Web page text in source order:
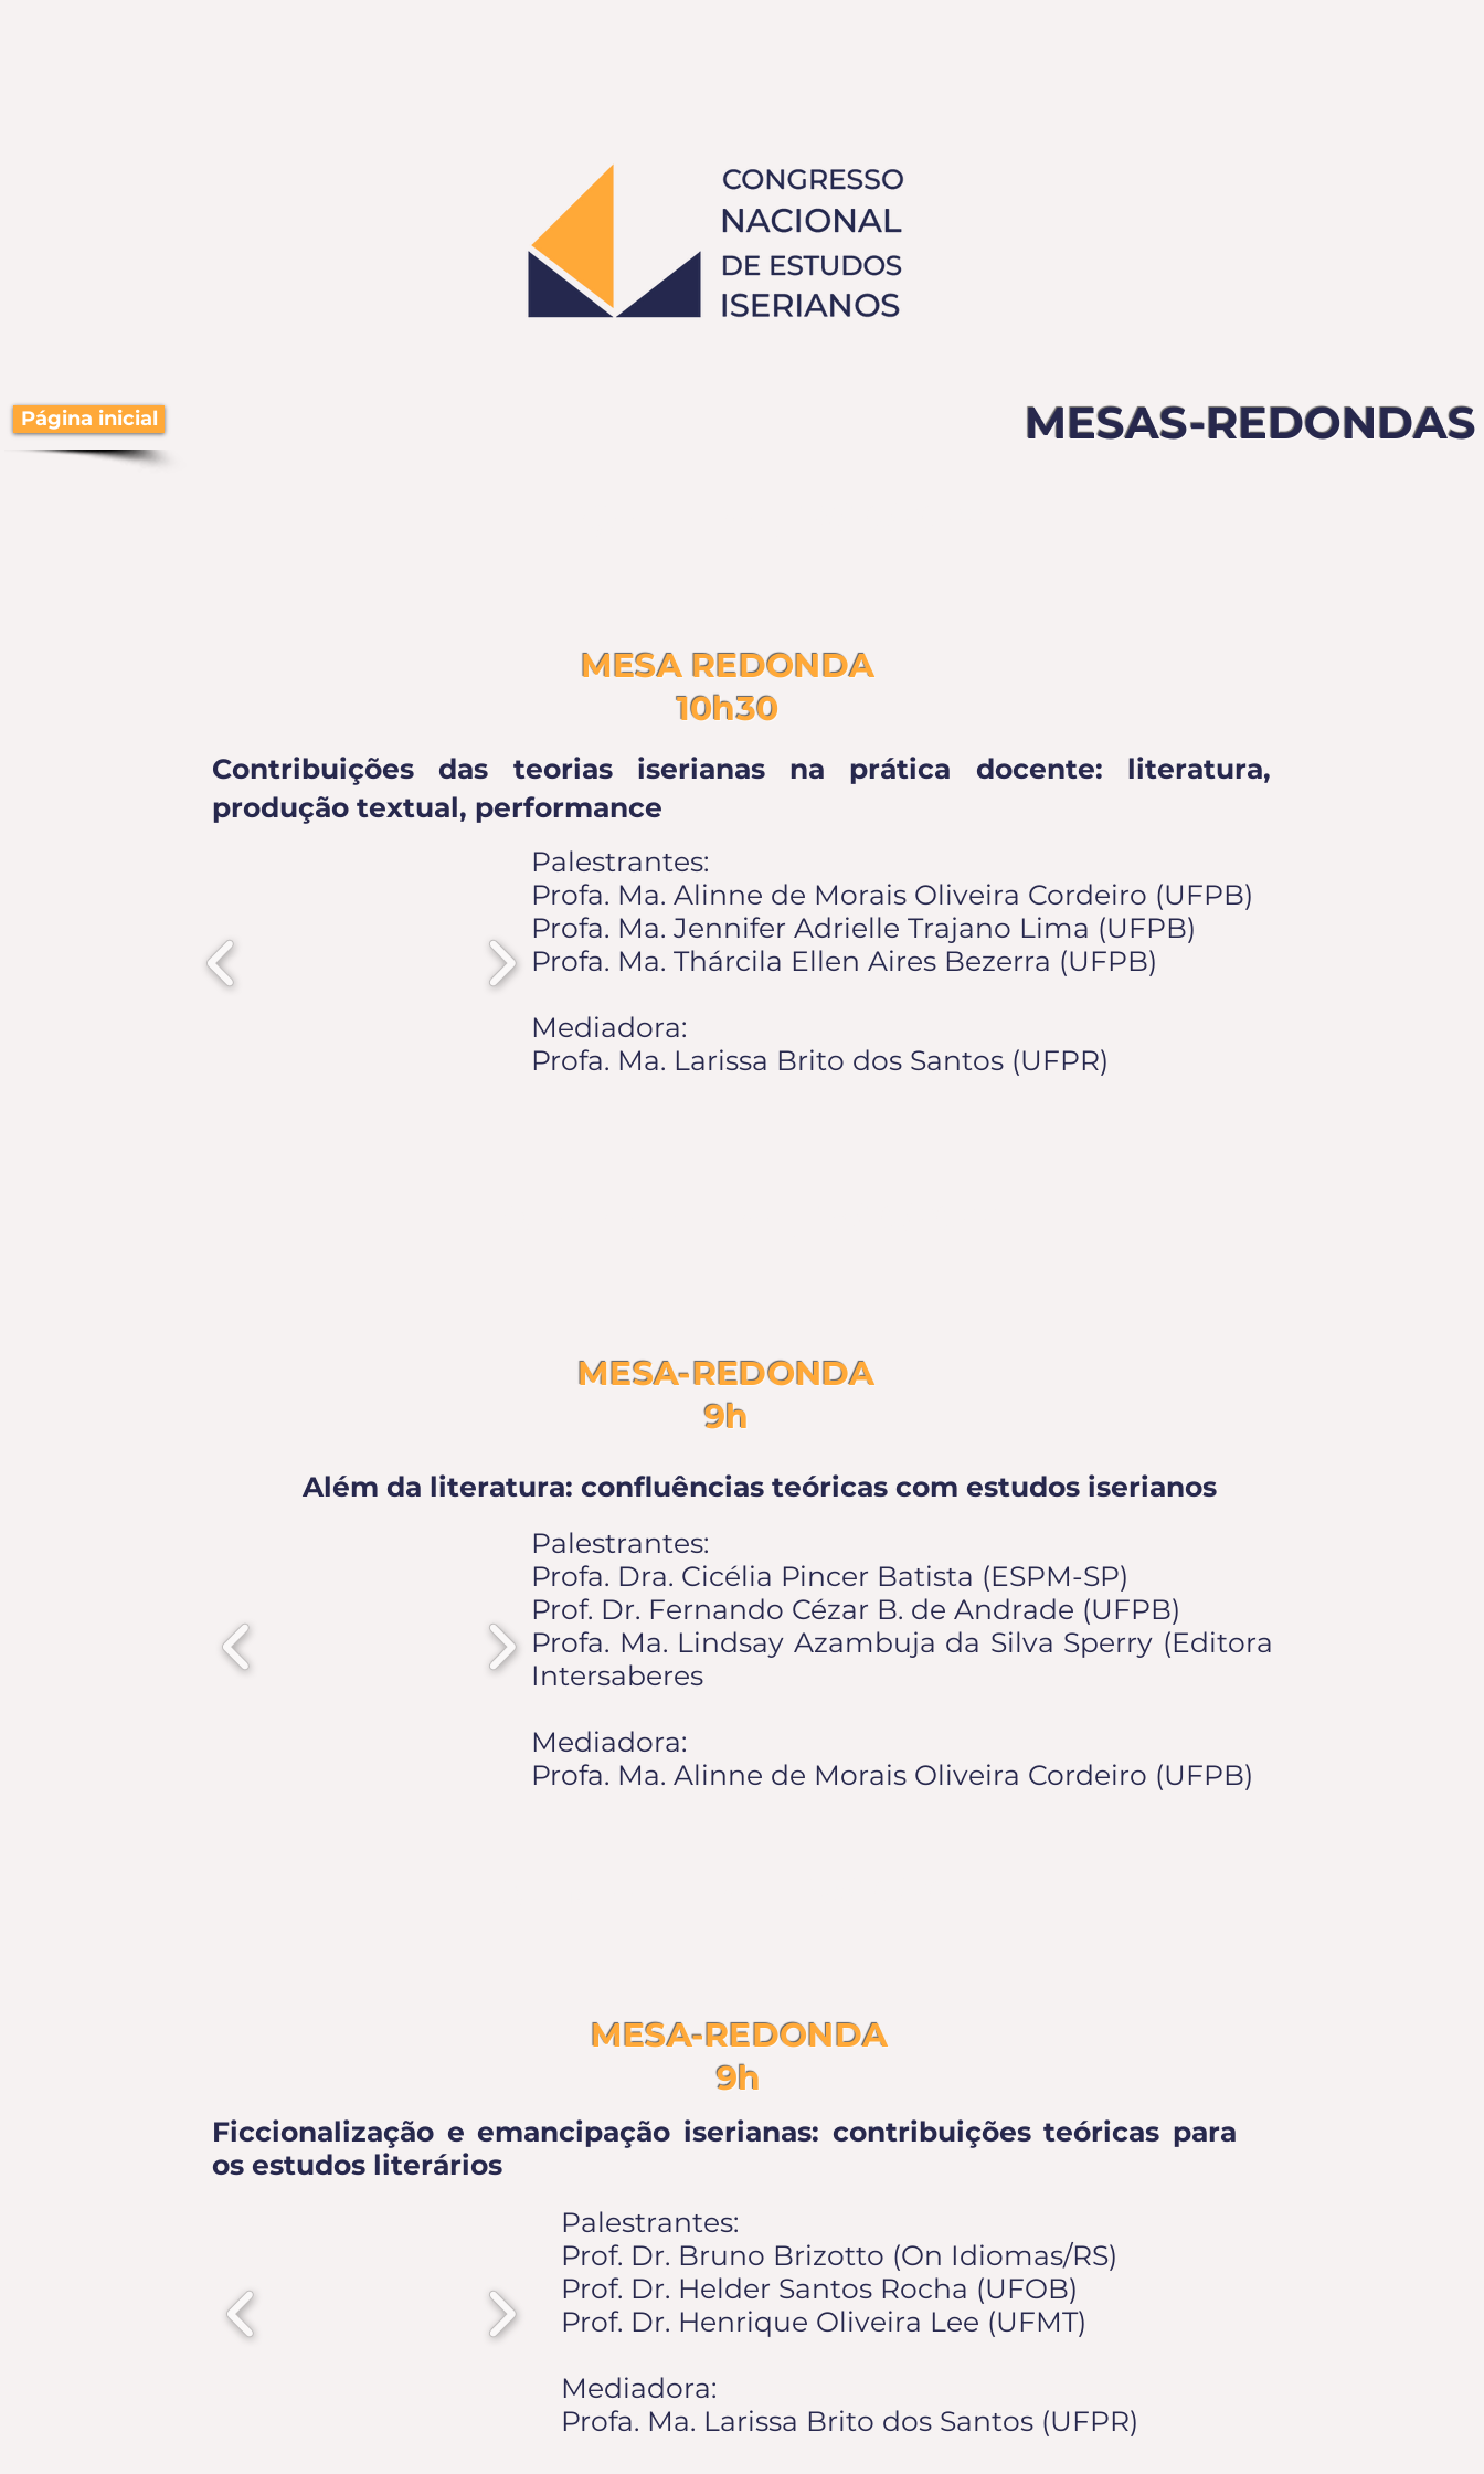
Página inicial MESAS-REDONDAS
MESA REDONDA
10h30
Contribuições das teorias iserianas na prática docente: literatura,
produção textual, performance
Palestrantes:
Profa. Ma. Alinne de Morais Oliveira Cordeiro (UFPB)
Profa. Ma. Jennifer Adrielle Trajano Lima (UFPB)
Profa. Ma. Thárcila Ellen Aires Bezerra (UFPB)
Mediadora:
Profa. Ma. Larissa Brito dos Santos (UFPR)
MESA-REDONDA
9h
Além da literatura: confluências teóricas com estudos iserianos
Palestrantes:
Profa. Dra. Cicélia Pincer Batista (ESPM-SP)
Prof. Dr. Fernando Cézar B. de Andrade (UFPB)
Profa. Ma. Lindsay Azambuja da Silva Sperry (Editora
Intersaberes
Mediadora:
Profa. Ma. Alinne de Morais Oliveira Cordeiro (UFPB)
MESA-REDONDA
9h
Ficcionalização e emancipação iserianas: contribuições teóricas para
os estudos literários
Palestrantes:
Prof. Dr. Bruno Brizotto (On Idiomas/RS)
Prof. Dr. Helder Santos Rocha (UFOB)
Prof. Dr. Henrique Oliveira Lee (UFMT)
Mediadora:
Profa. Ma. Larissa Brito dos Santos (UFPR)